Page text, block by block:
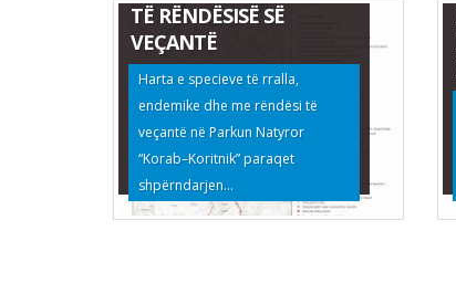
TË RËNDËSISË SË
VEÇANTË
Harta e specieve të rralla,
endemike dhe me rëndësi të
veçantë në Parkun Natyror
“Korab–Koritnik” paraqet
shpërndarjen...